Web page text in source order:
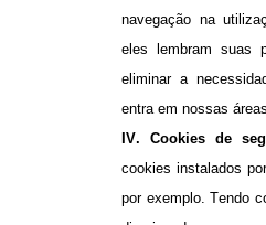
navegação na
eles lembram suas
eliminar a
entra em nossas
IV. Cookies de
cookies instalados
por exemplo. Tendo